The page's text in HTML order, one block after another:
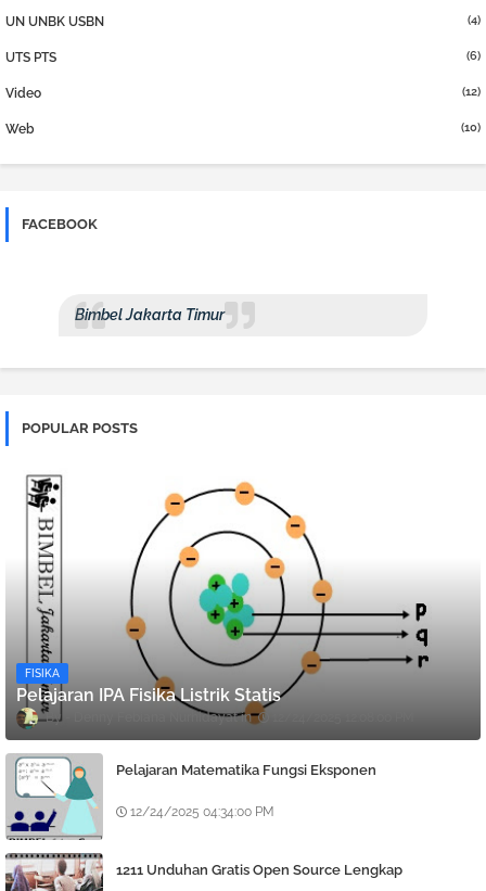
UN UNBK USBN (4)
UTS PTS (6)
Video (12)
Web (10)
FACEBOOK
Bimbel Jakarta Timur
POPULAR POSTS
FISIKA
Pelajaran IPA Fisika Listrik Statis
Denny Febiana Nurhidayat
Pelajaran Matematika Fungsi Eksponen
12/24/2025 04:34:00 PM
1211 Unduhan Gratis Open Source Lengkap